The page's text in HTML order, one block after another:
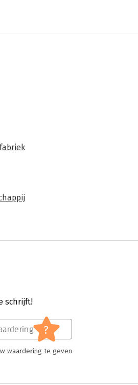
schrijft!
?
waardering te geven